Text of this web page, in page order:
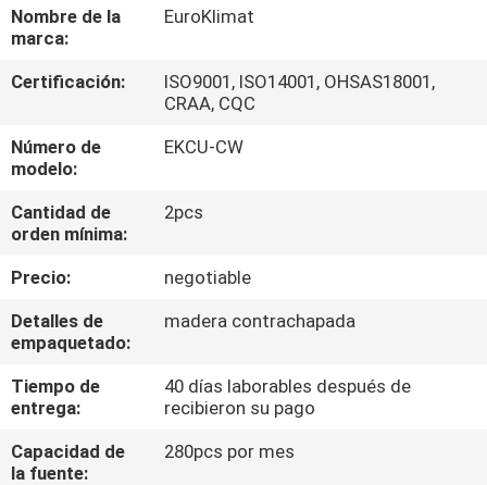
VIAJE
DE
LA
FÁBRICA
CONTROL
DE
CALIDAD
ÉNTRENOS
EN
CONTACTO
CON
Nombre de la
marca:
EuroKlimat
Certificación:
ISO9001, ISO14001, OHSAS18001,
CRAA, CQC
Número de
modelo:
EKCU-CW
Cantidad de
orden mínima:
2pcs
Precio:
negotiable
Detalles de
empaquetado:
madera contrachapada
Tiempo de
entrega:
40 días laborables después de
recibieron su pago
Capacidad de
la fuente:
280pcs por mes